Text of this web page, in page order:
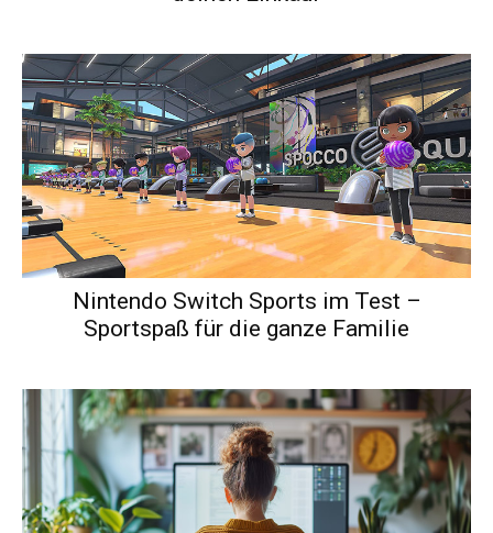
Nintendo Switch Sports im Test –
Sportspaß für die ganze Familie